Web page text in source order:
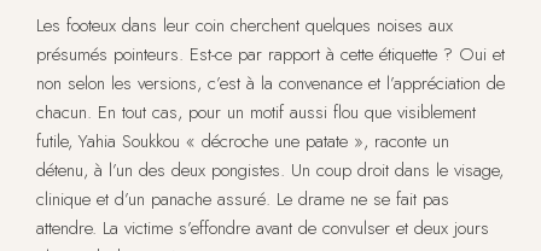
Les footeux dans leur coin cherchent quelques noises aux
présumés pointeurs. Est-ce par rapport à cette étiquette ? Oui et
non selon les versions, c’est à la convenance et l’appréciation de
chacun. En tout cas, pour un motif aussi flou que visiblement
futile, Yahia Soukkou « décroche une patate », raconte un
détenu, à l’un des deux pongistes. Un coup droit dans le visage,
clinique et d’un panache assuré. Le drame ne se fait pas
attendre. La victime s’effondre avant de convulser et deux jours